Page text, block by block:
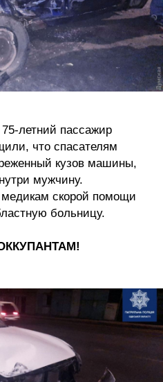
летний пассажир
что спасателям
кузов машины,
мужчину.
скорой помощи
больницу.